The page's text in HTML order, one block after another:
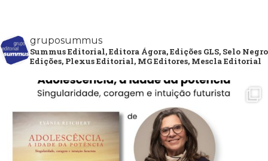
gruposummus
Summus Editorial, Editora Ágora, Edições GLS, Selo Negro
Edições, Plexus Editorial, MG Editores, Mescla Editorial